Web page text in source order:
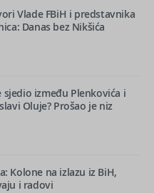
Vlade FBiH i predstavnika
Danas bez Nikšića
sjedio između Plenkovića i
Oluje? Prošao je niz
Kolone na izlazu iz BiH,
i radovi